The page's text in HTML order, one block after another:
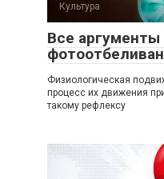
Культура
Все аргументы
Физиологическая
процесс их движения
такому рефлексу